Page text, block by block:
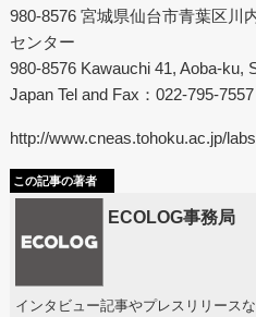
980-8576 宮城県仙台市青葉区川
センター
980-8576 Kawauchi 41, Aoba-ku,
Japan Tel and Fax：022-795-7557
http://www.cneas.tohoku.ac.jp/
この記事の著者
ECOLOG事務局
インタビュー記事やプレスリリース